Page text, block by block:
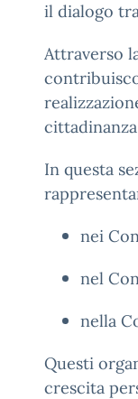
il dialogo
Attraverso
In questa
nei
nel
nella
Questi
crescita